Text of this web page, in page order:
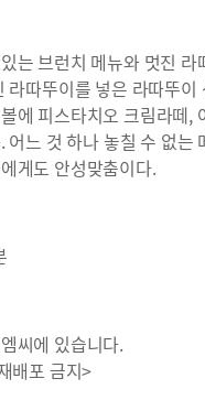
는 브런치 메뉴와 멋진
따뚜이를 넣은 라따뚜
에 피스타치오 크림라떼,
느 것 하나 놓칠 수 없는
게도 안성맞춤이다.
씨에 있습니다.
배포 금지>